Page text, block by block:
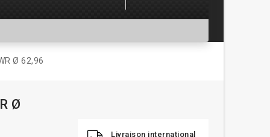
Ø 62,96
Ø
Livraison international